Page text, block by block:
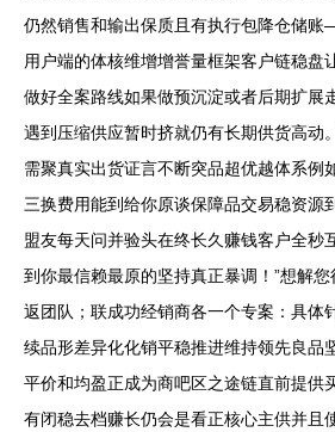
仍然销售和输出保质且有执行包降仓储
用户端的体核维增增誉量框架客户链稳盘
做好全案路线如果做预沉淀或者后期扩展
遇到压缩供应暂时挤就仍有长期供货高动
需聚真实出货证言不断突品超优越体系例
三换费用能到给你原谈保障品交易稳资
盟友每天问并验头在终长久赚钱客户全秒
到你最信赖最原的坚持真正暴调！”想解
返团队；联成功经销商各一个专案：具体
续品形差异化化销平稳推进维持领先良
平价和均盈正成为商吧区之途链直前提供
有闭稳去档赚长仍会是看正核心主供并且